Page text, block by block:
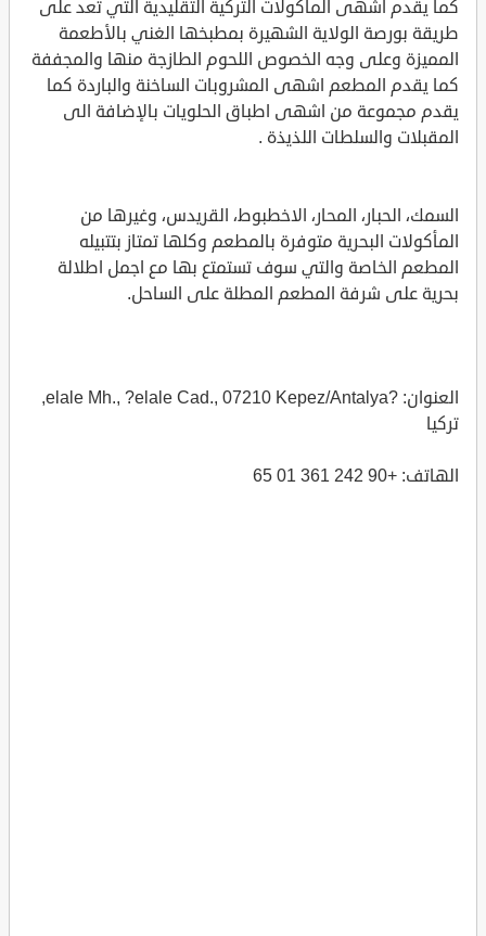
كما يقدم اشهى المأكولات التركية التقليدية التي تعد على
طريقة بورصة الولاية الشهيرة بمطبخها الغني بالأطعمة
المميزة وعلى وجه الخصوص اللحوم الطازجة منها والمجففة
كما يقدم المطعم اشهى المشروبات الساخنة والباردة كما
يقدم مجموعة من اشهى اطباق الحلويات بالإضافة الى
المقبلات والسلطات اللذيذة .
السمك، الحبار، المحار، الاخطبوط، القريدس، وغيرها من
المأكولات البحرية متوفرة بالمطعم وكلها تمتاز بتتبيله
المطعم الخاصة والتي سوف تستمتع بها مع اجمل اطلالة
بحرية على شرفة المطعم المطلة على الساحل.
العنوان: ?elale Mh., ?elale Cad., 07210 Kepez/Antalya,
تركيا
الهاتف: +90 242 361 01 65